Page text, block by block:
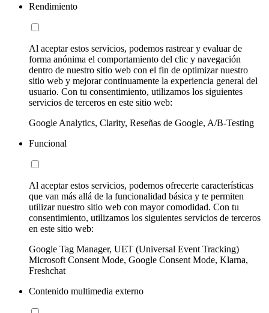
Rendimiento
Al aceptar estos servicios, podemos rastrear y evaluar de
forma anónima el comportamiento del clic y navegación
dentro de nuestro sitio web con el fin de optimizar nuestro
sitio web y mejorar continuamente la experiencia general del
usuario. Con tu consentimiento, utilizamos los siguientes
servicios de terceros en este sitio web:
Google Analytics, Clarity, Reseñas de Google, A/B-Testing
Funcional
Al aceptar estos servicios, podemos ofrecerte características
que van más allá de la funcionalidad básica y te permiten
utilizar nuestro sitio web con mayor comodidad. Con tu
consentimiento, utilizamos los siguientes servicios de terceros
en este sitio web:
Google Tag Manager, UET (Universal Event Tracking)
Microsoft Consent Mode, Google Consent Mode, Klarna,
Freshchat
Contenido multimedia externo